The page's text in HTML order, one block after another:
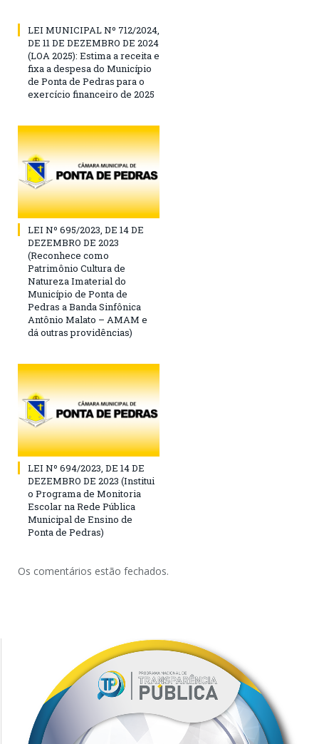
LEI MUNICIPAL Nº 712/2024,
DE 11 DE DEZEMBRO DE 2024
(LOA 2025): Estima a receita e
fixa a despesa do Município
de Ponta de Pedras para o
exercício financeiro de 2025
LEI Nº 695/2023, DE 14 DE
DEZEMBRO DE 2023
(Reconhece como
Patrimônio Cultura de
Natureza Imaterial do
Município de Ponta de
Pedras a Banda Sinfônica
Antônio Malato – AMAM e
dá outras providências)
LEI Nº 694/2023, DE 14 DE
DEZEMBRO DE 2023 (Institui
o Programa de Monitoria
Escolar na Rede Pública
Municipal de Ensino de
Ponta de Pedras)
Os comentários estão fechados.